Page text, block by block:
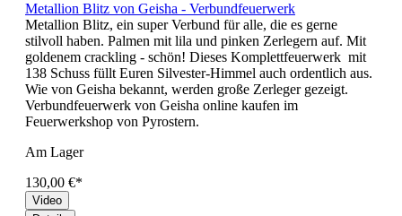
Metallion Blitz von Geisha - Verbundfeuerwerk
Metallion Blitz, ein super Verbund für alle, die es gerne
stilvoll haben. Palmen mit lila und pinken Zerlegern auf. Mit
goldenem crackling - schön! Dieses Komplettfeuerwerk mit
138 Schuss füllt Euren Silvester-Himmel auch ordentlich aus.
Wie von Geisha bekannt, werden große Zerleger gezeigt.
Verbundfeuerwerk von Geisha online kaufen im
Feuerwerkshop von Pyrostern.
Am Lager
130,00 €*
Video